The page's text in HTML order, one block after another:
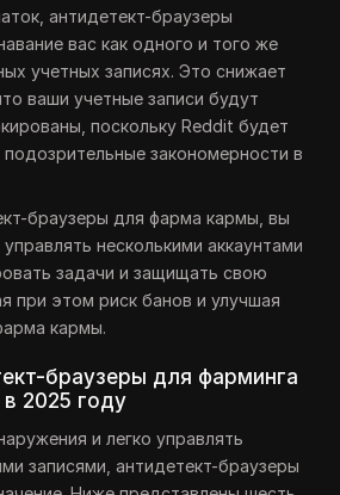
антидетект-браузеры
вас как одного и того же
учетных записях. Это снижает
ваши учетные записи будут
поскольку Reddit будет
закономерности в
браузеры для фарма кармы, вы
несколькими аккаунтами
задачи и защищать свою
при этом риск банов и улучшая
кармы.
браузеры для фарминга
2025 году
и легко управлять
записями, антидетект-браузеры